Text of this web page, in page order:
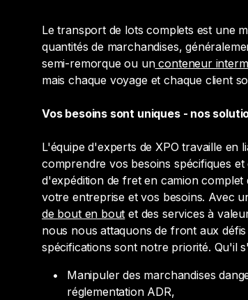
Le transport de lots complets est une
quantités de marchandises,
semi-remorque ou unconteneur
mais chaque voyage et chaque client
Vos besoins sont uniques - nos
L'équipe d'experts de XPO travaille en
comprendre vos besoins spécifiques
d'expédition de fret en camion
votre entreprise et vos besoins. Avec
de bout en bout et des services à
nous nous attaquons de front aux
spécifications sont notre priorité. Qu'il
Manipuler des marchandises
réglementation ADR,